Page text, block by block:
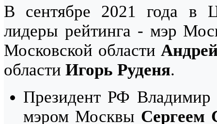
В сентябре 2021 года в
лидеры рейтинга - мэр
Московской области
области Игорь Руденя.
Президент РФ Владимир
мэром Москвы Сергеем